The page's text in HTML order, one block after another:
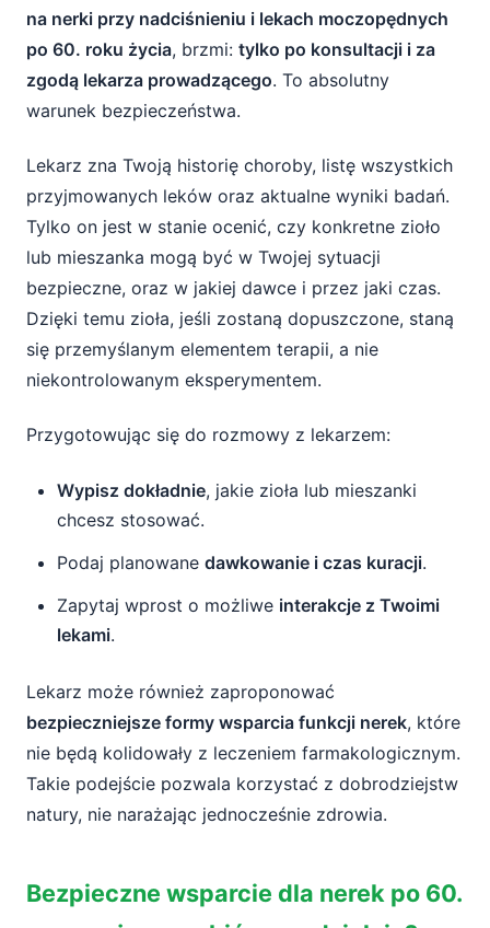
na nerki przy nadciśnieniu i lekach moczopędnych
po 60. roku życia, brzmi: tylko po konsultacji i za
zgodą lekarza prowadzącego. To absolutny
warunek bezpieczeństwa.
Lekarz zna Twoją historię choroby, listę wszystkich
przyjmowanych leków oraz aktualne wyniki badań.
Tylko on jest w stanie ocenić, czy konkretne zioło
lub mieszanka mogą być w Twojej sytuacji
bezpieczne, oraz w jakiej dawce i przez jaki czas.
Dzięki temu zioła, jeśli zostaną dopuszczone, staną
się przemyślanym elementem terapii, a nie
niekontrolowanym eksperymentem.
Przygotowując się do rozmowy z lekarzem:
Wypisz dokładnie, jakie zioła lub mieszanki
chcesz stosować.
Podaj planowane dawkowanie i czas kuracji.
Zapytaj wprost o możliwe interakcje z Twoimi
lekami.
Lekarz może również zaproponować
bezpieczniejsze formy wsparcia funkcji nerek, które
nie będą kolidowały z leczeniem farmakologicznym.
Takie podejście pozwala korzystać z dobrodziejstw
natury, nie narażając jednocześnie zdrowia.
Bezpieczne wsparcie dla nerek po 60.